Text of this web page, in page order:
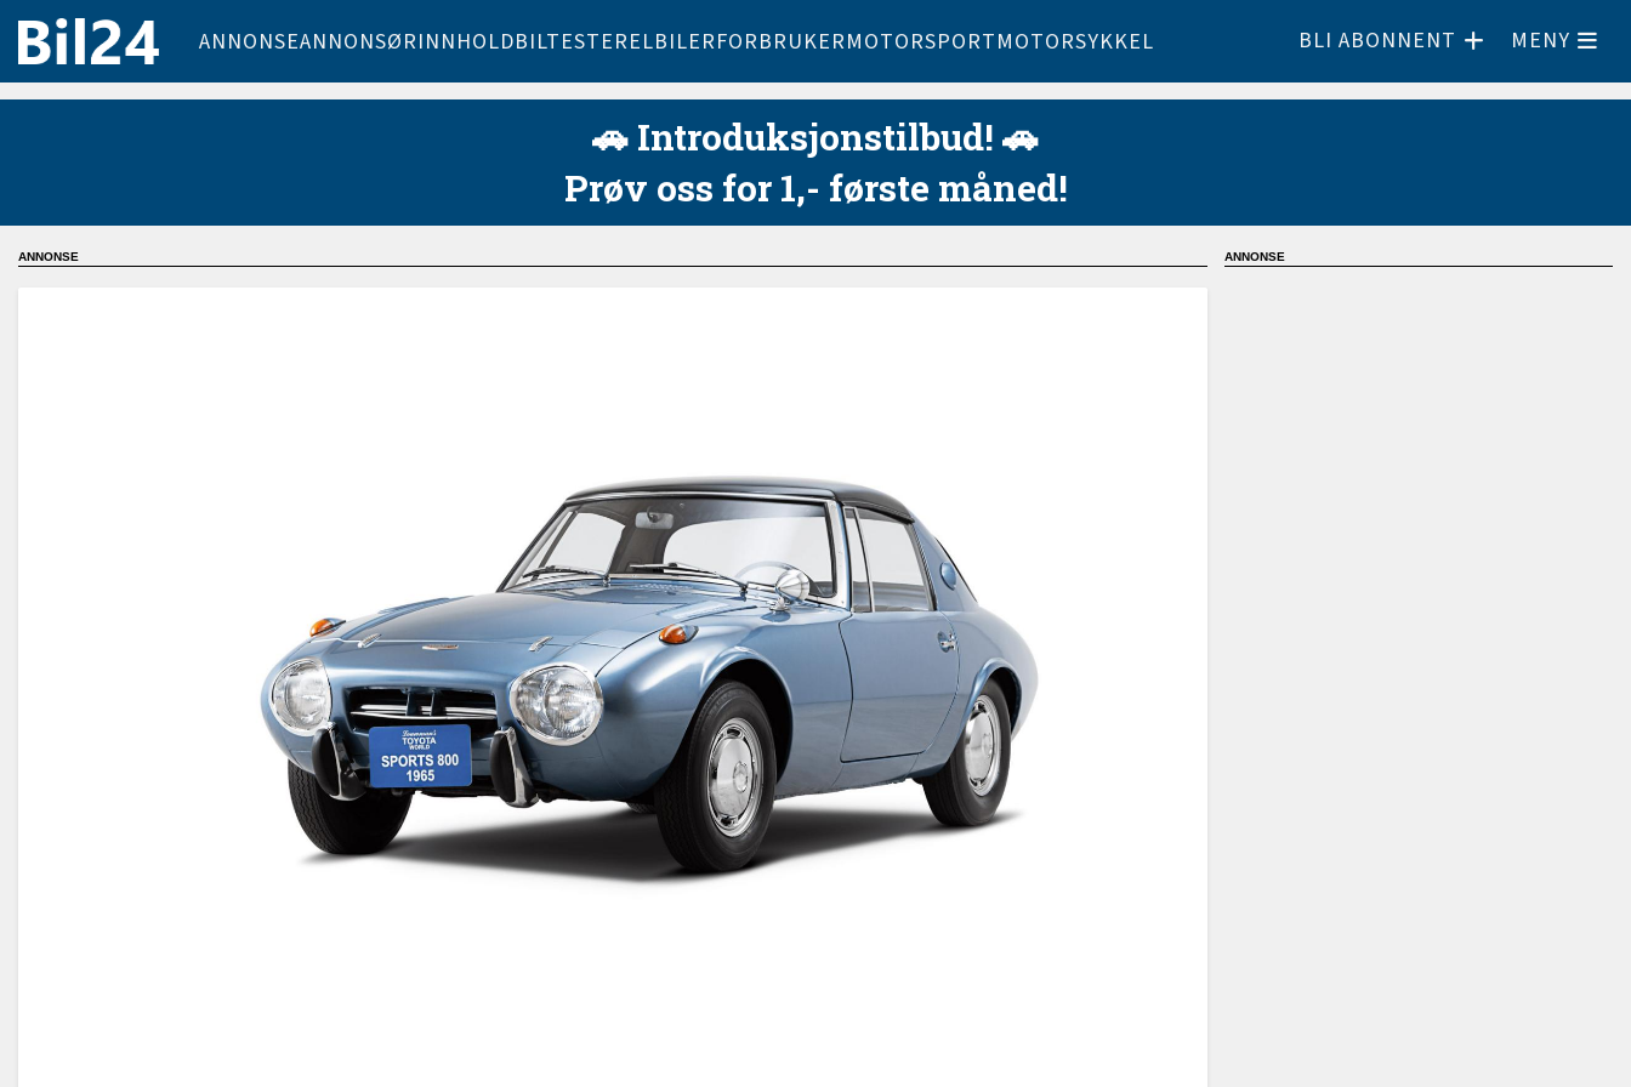
ANNONSEANNONSØRINNHOLDBILTESTERELBILERFORBRUKERMOTORSPORTMOTORSYKKEL BLI ABONNENT MENY
🚗 Introduksjonstilbud! 🚗
Prøv oss for 1,- første måned!